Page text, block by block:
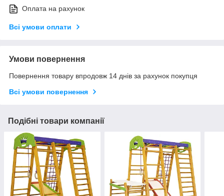
Оплата на рахунок
Всі умови оплати
Умови повернення
Повернення товару впродовж 14 днів за рахунок покупця
Всі умови повернення
Подібні товари компанії